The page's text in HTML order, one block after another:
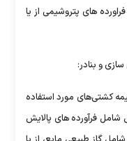
های پتروشیمی از یا
و بنادر:
کشتی‌های مورد استفاده
شامل فرآورده های پالایش